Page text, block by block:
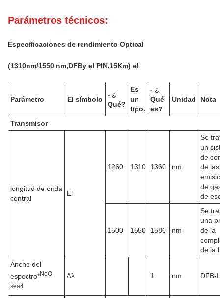
Parámetros técnicos:
Especificaciones de rendimiento Optical
(1310nm/1550 nm,DFBy el PIN,15Km) el
Parámetro El símbolo
- ¿
Qué?
Es
un
tipo.
- ¿
Qué
es?
Unidad Nota
Transmisor
longitud de onda
central
El
1260 1310 1360 nm
Se
un
de
de las
de
de
1500 1550 1580 nm
Se
una
de la
de la
Ancho del
espectro*NoO
sea4
∆λ 1 nm DFB-